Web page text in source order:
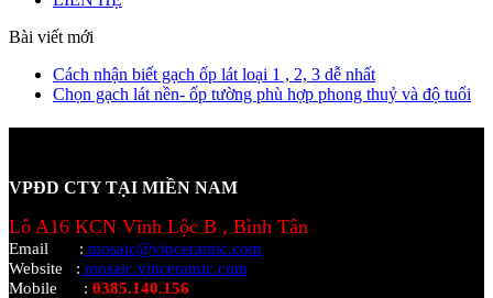
Bài viết mới
Cách nhận biết gạch ốp lát loại 1 , 2, 3 dễ nhất
Chọn gạch lát nền- ốp tường phù hợp phong thuỷ và độ tuổi
VPĐD CTY TẠI MIỀN NAM
Lô A16 KCN Vĩnh Lộc B , Bình Tân
Email : mosaic@vinceramic.com
Website
: mosaic.vinceramic.com
Mobile
: 0385.140.156